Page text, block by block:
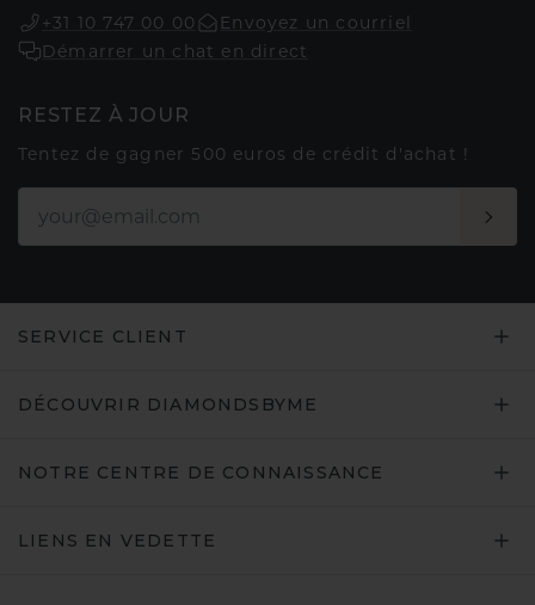
+31 10 747 00 00
Envoyez un courriel
Démarrer un chat en direct
RESTEZ À JOUR
Tentez de gagner 500 euros de crédit d'achat !
SERVICE CLIENT
DÉCOUVRIR DIAMONDSBYME
NOTRE CENTRE DE CONNAISSANCE
LIENS EN VEDETTE